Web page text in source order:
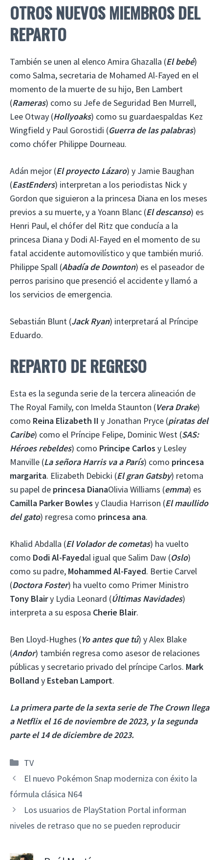
OTROS NUEVOS MIEMBROS DEL
REPARTO
También se unen al elenco Amira Ghazalla (El bebé)
como Salma, secretaria de Mohamed Al-Fayed en el
momento de la muerte de su hijo, Ben Lambert
(Rameras) como su Jefe de Seguridad Ben Murrell,
Lee Otway (Hollyoaks) como su guardaespaldas Kez
Wingfield y Paul Gorostidi (Guerra de las palabras)
como chófer Philippe Dourneau.
Adán mejor (El proyecto Lázaro) y Jamie Baughan
(EastEnders) interpretan a los periodistas Nick y
Gordon que siguieron a la princesa Diana en los meses
previos a su muerte, y a Yoann Blanc (El descanso) es
Henri Paul, el chófer del Ritz que conducía a la
princesa Diana y Dodi Al-Fayed en el momento de su
fatal accidente automovilístico y que también murió.
Philippe Spall (Abadía de Downton) es el paseador de
perros parisino que presenció el accidente y llamó a
los servicios de emergencia.
Sebastián Blunt (Jack Ryan) interpretará al Príncipe
Eduardo.
REPARTO DE REGRESO
Esta es la segunda serie de la tercera alineación de
The Royal Family, con Imelda Staunton (Vera Drake)
como Reina Elizabeth II y Jonathan Pryce (piratas del
Caribe) como el Príncipe Felipe, Dominic West (SAS:
Héroes rebeldes) como Principe Carlos y Lesley
Manville (La señora Harris va a París) como princesa
margarita. Elizabeth Debicki (El gran Gatsby) retoma
su papel de princesa DianaOlivia Williams (emma) es
Camilla Parker Bowles y Claudia Harrison (El maullido
del gato) regresa como princesa ana.
Khalid Abdalla (El Volador de cometas) ha vuelto
como Dodi Al-Fayedal igual que Salim Daw (Oslo)
como su padre, Mohammed Al-Fayed. Bertie Carvel
(Doctora Foster) ha vuelto como Primer Ministro
Tony Blairy Lydia Leonard (Últimas Navidades)
interpreta a su esposa Cherie Blair.
Ben Lloyd-Hughes (Yo antes que tú) y Alex Blake
(Andor) también regresa como asesor de relaciones
públicas y secretario privado del príncipe Carlos. Mark
Bollandy Esteban Lamport.
La primera parte de la sexta serie de The Crown llega
a Netflix el 16 de noviembre de 2023, y la segunda
parte el 14 de diciembre de 2023.
Categorías
TV
El nuevo Pokémon Snap moderniza con éxito la
fórmula clásica N64
Los usuarios de PlayStation Portal informan
niveles de retraso que no se pueden reproducir